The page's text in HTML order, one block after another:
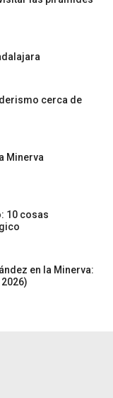
cerca de
Minerva
10 cosas
en la Minerva: